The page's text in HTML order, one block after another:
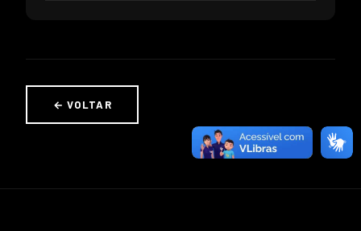
← VOLTAR